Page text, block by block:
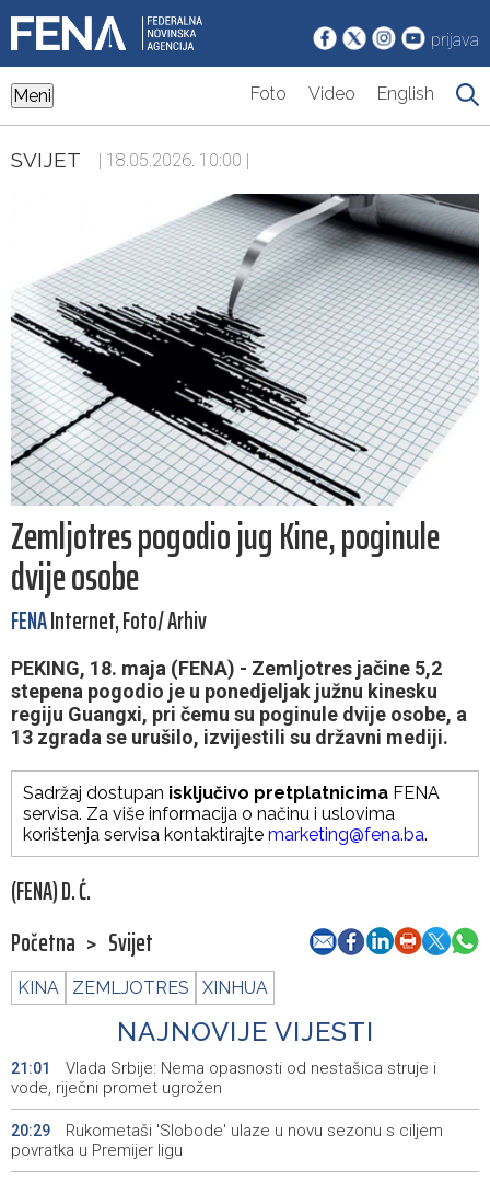
prijava
Meni Foto Video English
SVIJET | 18.05.2026. 10:00 |
Zemljotres pogodio jug Kine, poginule
dvije osobe
FENAInternet, Foto/ Arhiv
PEKING, 18. maja (FENA) - Zemljotres jačine 5,2
stepena pogodio je u ponedjeljak južnu kinesku
regiju Guangxi, pri čemu su poginule dvije osobe, a
13 zgrada se urušilo, izvijestili su državni mediji.
Sadržaj dostupan isključivo pretplatnicima FENA
servisa. Za više informacija o načinu i uslovima
korištenja servisa kontaktirajte marketing@fena.ba.
(FENA) D. Ć.
Početna > Svijet
KINA ZEMLJOTRES XINHUA
NAJNOVIJE VIJESTI
21:01
Vlada Srbije: Nema opasnosti od nestašica struje i
vode, riječni promet ugrožen
20:29
Rukometaši 'Slobode' ulaze u novu sezonu s ciljem
povratka u Premijer ligu